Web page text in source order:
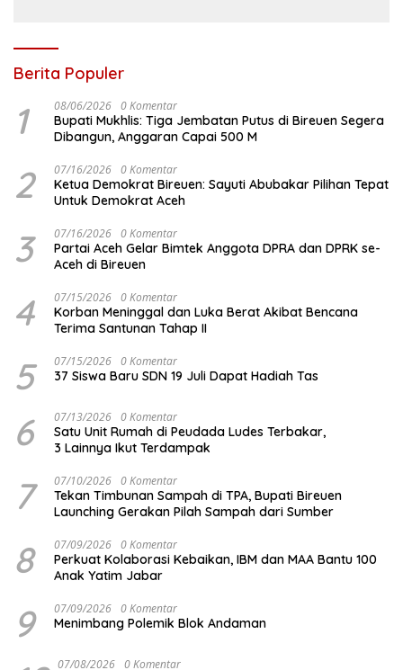
Berita Populer
1 08/06/2026 0 Komentar
Bupati Mukhlis: Tiga Jembatan Putus di Bireuen Segera
Dibangun, Anggaran Capai 500 M
2 07/16/2026 0 Komentar
Ketua Demokrat Bireuen: Sayuti Abubakar Pilihan Tepat
Untuk Demokrat Aceh
3 07/16/2026 0 Komentar
Partai Aceh Gelar Bimtek Anggota DPRA dan DPRK se-
Aceh di Bireuen
4 07/15/2026 0 Komentar
Korban Meninggal dan Luka Berat Akibat Bencana
Terima Santunan Tahap II
5 07/15/2026 0 Komentar
37 Siswa Baru SDN 19 Juli Dapat Hadiah Tas
6 07/13/2026 0 Komentar
Satu Unit Rumah di Peudada Ludes Terbakar,
3 Lainnya Ikut Terdampak
7 07/10/2026 0 Komentar
Tekan Timbunan Sampah di TPA, Bupati Bireuen
Launching Gerakan Pilah Sampah dari Sumber
8 07/09/2026 0 Komentar
Perkuat Kolaborasi Kebaikan, IBM dan MAA Bantu 100
Anak Yatim Jabar
9 07/09/2026 0 Komentar
Menimbang Polemik Blok Andaman
07/08/2026 0 Komentar